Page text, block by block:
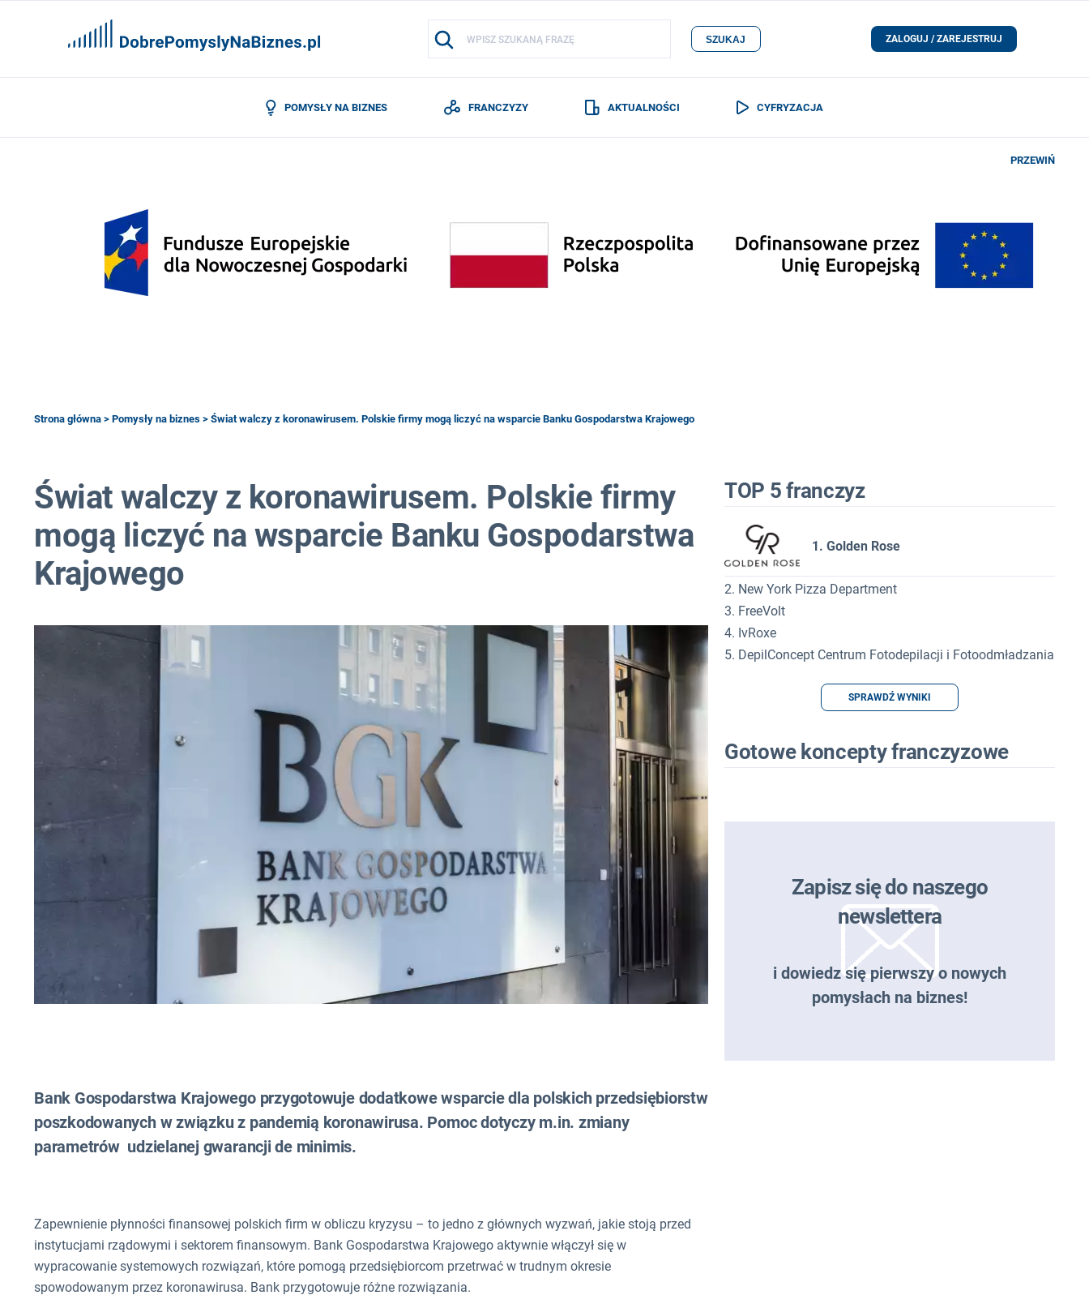
SZUKAJ ZALOGUJ / ZAREJESTRUJ
POMYSŁY NA BIZNES FRANCZYZY AKTUALNOŚCI CYFRYZACJA
PRZEWIŃ
Strona główna > Pomysły na biznes > Świat walczy z koronawirusem. Polskie firmy mogą liczyć na wsparcie Banku Gospodarstwa Krajowego
Świat walczy z koronawirusem. Polskie firmy
mogą liczyć na wsparcie Banku Gospodarstwa
Krajowego
Bank Gospodarstwa Krajowego przygotowuje dodatkowe wsparcie dla polskich przedsiębiorstw
poszkodowanych w związku z pandemią koronawirusa. Pomoc dotyczy m.in. zmiany
parametrów udzielanej gwarancji de minimis.
Zapewnienie płynności finansowej polskich firm w obliczu kryzysu – to jedno z głównych wyzwań, jakie stoją przed
instytucjami rządowymi i sektorem finansowym. Bank Gospodarstwa Krajowego aktywnie włączył się w
wypracowanie systemowych rozwiązań, które pomogą przedsiębiorcom przetrwać w trudnym okresie
spowodowanym przez koronawirusa. Bank przygotowuje różne rozwiązania.
TOP 5 franczyz
1. Golden Rose
2. New York Pizza Department
3. FreeVolt
4. IvRoxe
5. DepilConcept Centrum Fotodepilacji i Fotoodmładzania
SPRAWDŹ WYNIKI
Gotowe koncepty franczyzowe
Zapisz się do naszego
newslettera
i dowiedz się pierwszy o nowych
pomysłach na biznes!